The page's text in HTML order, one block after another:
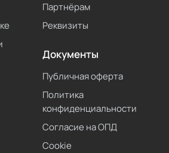
Партнёрам
Реквизиты
Документы
Публичная оферта
Политика
конфиденциальности
Согласие на ОПД
Cookie